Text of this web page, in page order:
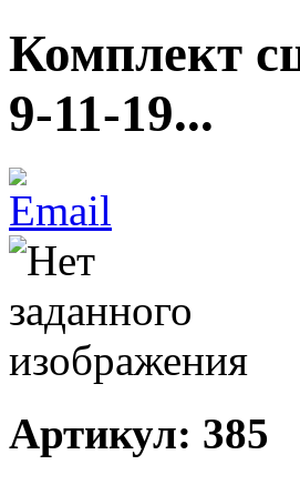
Комплект
9-11-19...
Артикул: 385